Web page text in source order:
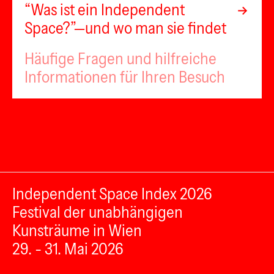
“Was ist ein Independent
Space?”—und wo man sie findet
Häufige Fragen und hilfreiche
Informationen für Ihren Besuch
Independent Space Index 2026
Festival der unabhängigen
Kunsträume in Wien
29. - 31. Mai 2026